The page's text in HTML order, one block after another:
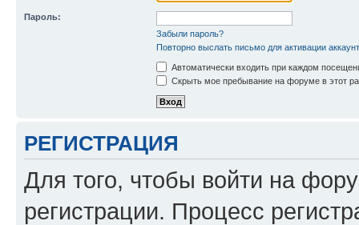
Пароль:
Забыли пароль?
Повторно выслать письмо для активации
Автоматически входить при каждом
Скрыть мое пребывание на форуме в этот
РЕГИСТРАЦИЯ
Для того, чтобы войти на
регистрации. Процесс